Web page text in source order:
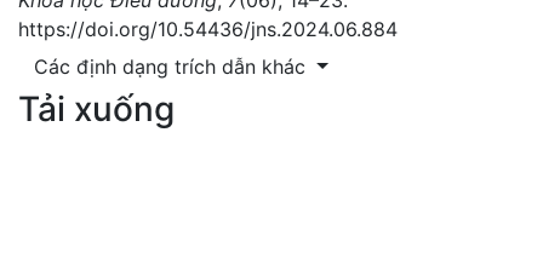
https://doi.org/10.54436/jns.2024.06.884
Các định dạng trích dẫn khác
Tải xuống